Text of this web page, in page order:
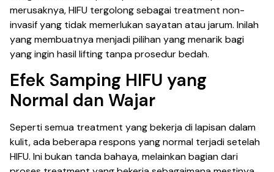
merusaknya, HIFU tergolong sebagai treatment non-
invasif yang tidak memerlukan sayatan atau jarum. Inilah
yang membuatnya menjadi pilihan yang menarik bagi
yang ingin hasil lifting tanpa prosedur bedah.
Efek Samping HIFU yang
Normal dan Wajar
Seperti semua treatment yang bekerja di lapisan dalam
kulit, ada beberapa respons yang normal terjadi setelah
HIFU. Ini bukan tanda bahaya, melainkan bagian dari